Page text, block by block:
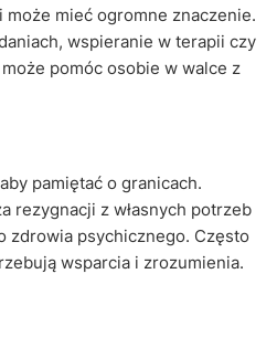
mieć ogromne znaczenie.
wspieranie w terapii czy
pomóc osobie w walce z
pamiętać o granicach.
rezygnacji z własnych potrzeb
zdrowia psychicznego. Często
wsparcia i zrozumienia.